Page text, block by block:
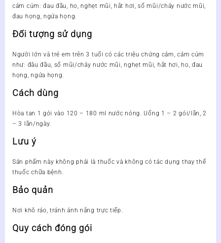
cảm cúm: đau đầu, ho, nghẹt mũi, hắt hơi, sổ mũi/chảy nước mũi,
đau họng, ngứa họng.
Đối tượng sử dụng
Người lớn và trẻ em trên 3 tuổi có các triệu chứng cảm, cảm cúm
như: đâu đầu, sổ mũi/chảy nước mũi, nghẹt mũi, hắt hơi, ho, đau
họng, ngứa họng.
Cách dùng
Hòa tan 1 gói vào 120 – 180 ml nước nóng. Uống 1 – 2 gói/lần, 2
– 3 lần/ngày.
Lưu ý
Sản phẩm này không phải là thuốc và không có tác dụng thay thế
thuốc chữa bệnh.
Bảo quản
Nơi khô ráo, tránh ánh nắng trực tiếp.
Quy cách đóng gói